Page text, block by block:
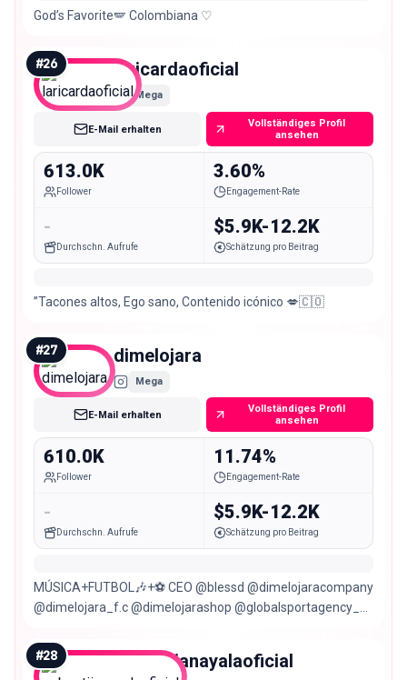
God’s Favorite🪽 Colombiana ♡
#26 laricardaoficial
Mega
E-Mail erhalten
Vollständiges Profil
ansehen
613.0K
Follower
3.60%
Engagement-Rate
-
Durchschn. Aufrufe
$5.9K-12.2K
Schätzung pro Beitrag
”Tacones altos, Ego sano, Contenido icónico 💋🇨🇴
#27 dimelojara
Mega
E-Mail erhalten
Vollständiges Profil
ansehen
610.0K
Follower
11.74%
Engagement-Rate
-
Durchschn. Aufrufe
$5.9K-12.2K
Schätzung pro Beitrag
MÚSICA+FUTBOL🎶+⚽️ CEO @blessd @dimelojaracompany
@dimelojara_f.c @dimelojarashop @globalsportagency_
#28 sebastiianayalaoficial